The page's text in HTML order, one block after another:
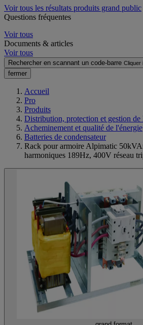
Voir tous les résultats produits grand public
Questions fréquentes
Voir tous
Documents & articles
Voir tous
Rechercher en scannant un code-barre Cliquer
fermer
Accueil
Pro
Produits
Distribution, protection et gestion de
Acheminement et qualité de l'énergie
Batteries de condensateur
Rack pour armoire Alpimatic
harmoniques 189Hz, 400V réseau